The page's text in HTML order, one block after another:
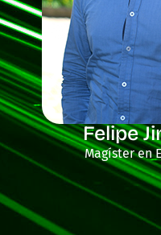
Felipe
Magíster en